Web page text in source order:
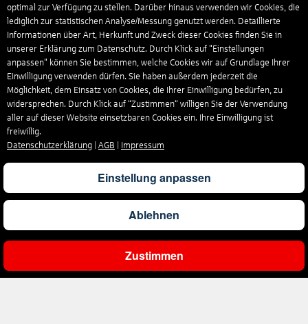
Angebot
Gesamtpreis Pro Person
optimal zur Verfügung zu stellen. Darüber hinaus verwenden wir Cookies, die
lediglich zur statistischen Analyse/Messung genutzt werden. Detaillierte
Informationen über Art, Herkunft und Zweck dieser Cookies finden Sie in
unserer Erklärung zum Datenschutz. Durch Klick auf "Einstellungen
anpassen" können Sie bestimmen, welche Cookies wir auf Grundlage Ihrer
Einwilligung verwenden dürfen. Sie haben außerdem jederzeit die
Möglichkeit, dem Einsatz von Cookies, die Ihrer Einwilligung bedürfen, zu
widersprechen. Durch Klick auf “Zustimmen“ willigen Sie der Verwendung
aller auf dieser Website einsetzbaren Cookies ein. Ihre Einwilligung ist
freiwillig.
Datenschutzerklärung
AGB Impressum
Einstellung anpassen
Ablehnen
Zustimmen